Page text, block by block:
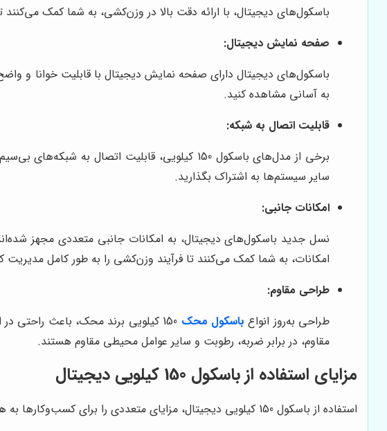
باسکول‌های دیجیتال، با ارائه دقت بالا در وزن‌کشی، به شما کمک
صفحه نمایش دیجیتال:
باسکول‌های دیجیتال دارای صفحه نمایش دیجیتال با قابلیت خوانا و
به آسانی مشاهده کنید.
قابلیت اتصال به شبکه:
برخی از مدل‌های باسکول 150 کیلویی، قابلیت
سایر سیستم‌ها به اشتراک بگذارید.
امکانات جانبی:
نسل جدید باسکول‌های دیجیتال، به امکانات جانبی متعددی مجهز
امکانات، به شما کمک می‌کنند تا فرآیند وزن‌کشی را به طور کامل مدیریت
طراحی مقاوم:
طراحی به‌روز انواع باسکول محک
150 کیلویی برند محک، باعث
مقاوم، در برابر ضربه، رطوبت و سایر عوامل محیطی مقاوم هستند.
مزایای استفاده از باسکول 150 کیلویی دیجیتال
استفاده از باسکول 150 کیلویی دیجیتال، مزایای متعددی را برای کسب‌وکارها به همراه دارد. برخی از این مزایا عبارتند از: